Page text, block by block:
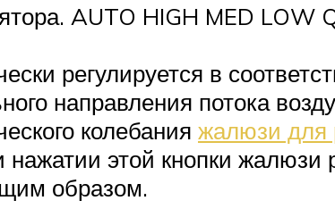
AUTO HIGH MED LOW
регулируется в
направления потока
колебания жалюзи для
этой кнопки жалюзи
образом.